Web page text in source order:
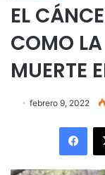
EL
COMO
MUERTE
febrero 9, 2022